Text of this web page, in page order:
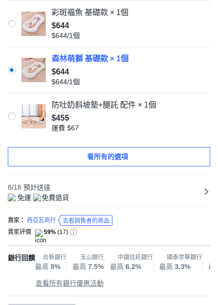
彩斑福魚 基礎款 × 1個
$644
$644/1個
森林萌獅 基礎款 × 1個
$644
$644/1個
防吐奶斜坡墊+腿託 配件 × 1個
$455
運費 $67
看所有的選項
8/18 預計送達
免運
免費退貨
賣家： 西亞瓦商行
去看銷售者的商品
賣家評價
59% (17)
銀行回饋 台新銀行
最高 8%
玉山銀行
最高 7.5%
中國信託銀行
最高 6.2%
國泰世華銀行
最高 3.3% 最
查看所有銀行優惠活動